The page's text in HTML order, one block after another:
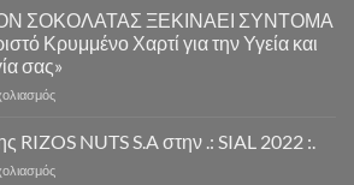
παραγγελιών
Παρασκευής
και
Σαββάτου(διαβάστε
λεπτομέρειες»)
ΣΟΚΟΛΑΤΑΣ ΞΕΚΙΝΑΕΙ ΣΥΝΤΟΜΑ
Κρυμμένο Χαρτί για την Υγεία και
σας»
στο
ΝΕΑ
ΣΟΚΟΛΑΤΑΣ
RIZOS NUTS S.A στην .: SIAL 2022 :.
στο